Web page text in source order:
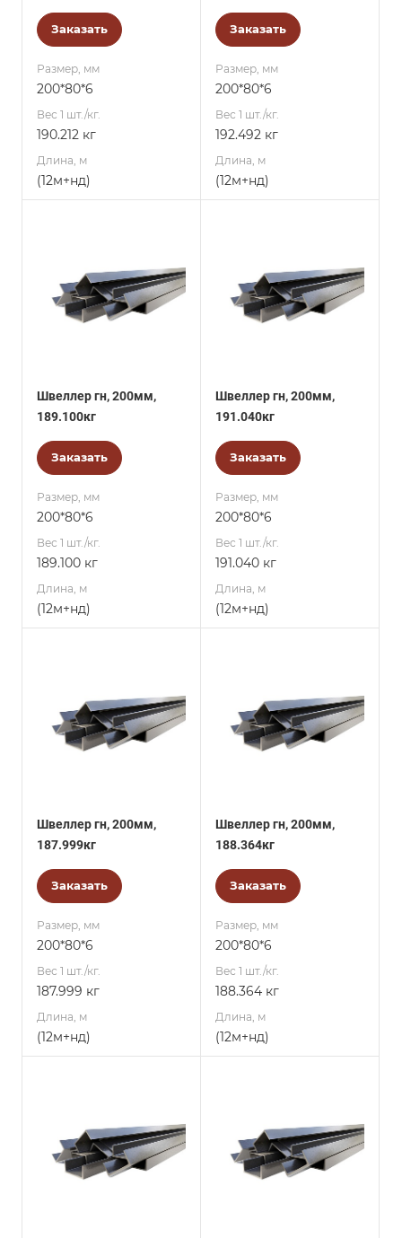
Заказать
Размер, мм
200*80*6
Вес 1 шт./кг.
190.212 кг
Длина, м
(12м+нд)
Заказать
Размер, мм
200*80*6
Вес 1 шт./кг.
192.492 кг
Длина, м
(12м+нд)
Швеллер гн, 200мм,
189.100кг
Заказать
Размер, мм
200*80*6
Вес 1 шт./кг.
189.100 кг
Длина, м
(12м+нд)
Швеллер гн, 200мм,
191.040кг
Заказать
Размер, мм
200*80*6
Вес 1 шт./кг.
191.040 кг
Длина, м
(12м+нд)
Швеллер гн, 200мм,
187.999кг
Заказать
Размер, мм
200*80*6
Вес 1 шт./кг.
187.999 кг
Длина, м
(12м+нд)
Швеллер гн, 200мм,
188.364кг
Заказать
Размер, мм
200*80*6
Вес 1 шт./кг.
188.364 кг
Длина, м
(12м+нд)